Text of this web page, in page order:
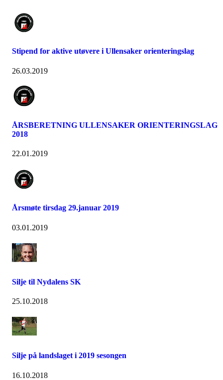
Stipend for aktive utøvere i Ullensaker orienteringslag
26.03.2019
ÅRSBERETNING ULLENSAKER ORIENTERINGSLAG
2018
22.01.2019
Årsmøte tirsdag 29.januar 2019
03.01.2019
Silje til Nydalens SK
25.10.2018
Silje på landslaget i 2019 sesongen
16.10.2018